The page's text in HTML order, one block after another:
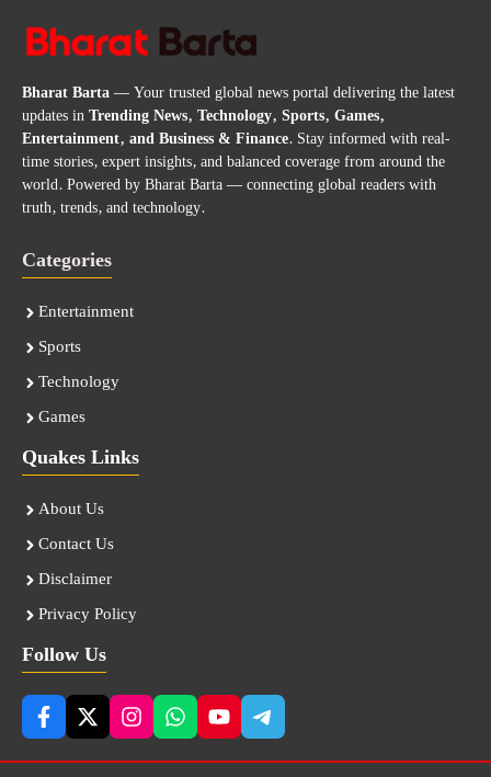
Bharat Barta— Your trusted global news portal delivering the latest
updates inTrending News, Technology, Sports, Games,
Entertainment, and Business & Finance. Stay informed with real-
time stories, expert insights, and balanced coverage from around the
world. Powered by Bharat Barta — connecting global readers with
truth, trends, and technology.
Categories
Entertainment
Sports
Technology
Games
Quakes Links
About Us
Contact Us
Disclaimer
Privacy Policy
Follow Us